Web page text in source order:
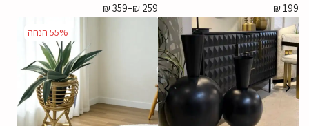
₪199
₪ 259
–
₪359
55% הנחה